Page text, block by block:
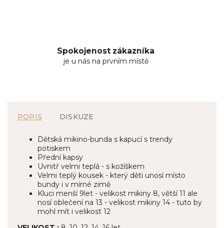
Spokojenost zákazníka
je u nás na prvním místě
POPIS DISKUZE
Dětská mikino-bunda s kapucí s trendy
potiskem
Přední kapsy
Uvnitř velmi teplá - s kožíškem
Velmi teplý kousek - který děti unosí místo
bundy i v mírné zimě
Kluci menší 9let - velikost mikiny 8, větší 11 ale
nosí oblečení na 13 - velikost mikiny 14 - tuto by
mohl mít i velikost 12